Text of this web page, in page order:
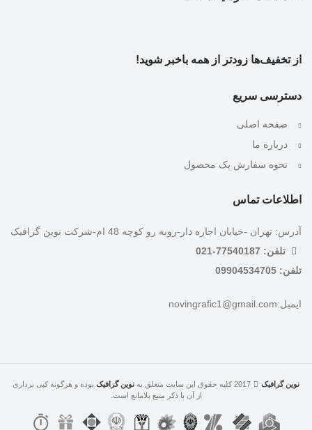
از تخفیف‌ها زودتر از همه باخبر شوید!
دسترسی سریع
صفحه اصلی
درباره ما
نحوه سفارش یک محصول
اطلاعات تماس
آدرس: تهران -خیابان اجاره دار-روبه رو کوچه 48 ام-شرکت نوین گرافیک
تلفن: 77540187-021
تلفن: 09904534705
ایمیل:novingrafic1@gmail.com
نوین گرافیک نوین گرافیک .بوده و هرگونه کپی برداری
از آن با ذکر منبع بلامانع است.